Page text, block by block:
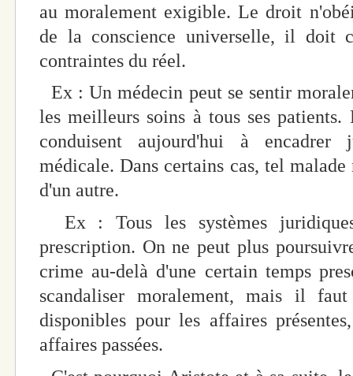
au moralement exigible. Le droit
de la conscience universelle, il doit
contraintes du réel.
Ex : Un médecin peut se sentir
les meilleurs soins à tous ses patients.
conduisent aujourd'hui à encadrer
médicale. Dans certains cas, tel
d'un autre.
Ex : Tous les systèmes
prescription. On ne peut plus
crime au-delà d'une certain temps
scandaliser moralement, mais il
disponibles pour les affaires
affaires passées.